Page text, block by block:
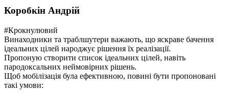
Коробкін Андрій
#Крокнулювий
Винаходники та траблшутери важають, що яскраве бачення
ідеальних цілей народжує рішення їх реалізації.
Пропоную створити список ідеальних цілей, навіть
пародоксальних неймовірних рішень.
Щоб мобілізація була ефективною, повині бути пропоновані
такі умови: